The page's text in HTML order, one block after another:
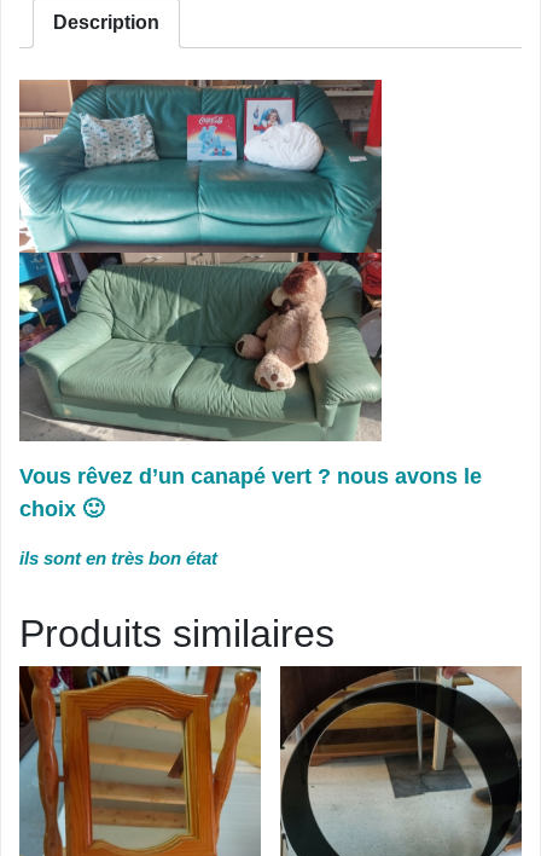
Description
Vous rêvez d’un canapé vert ? nous avons le
choix 🙂
ils sont en très bon état
Produits similaires